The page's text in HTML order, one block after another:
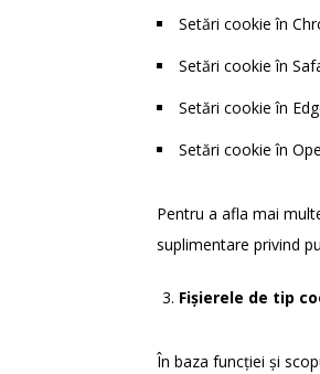
Setări cookie în
Setări cookie în
Setări cookie în
Setări cookie în
Pentru a afla mai
suplimentare privind
Fișierele de tip
În baza funcției și